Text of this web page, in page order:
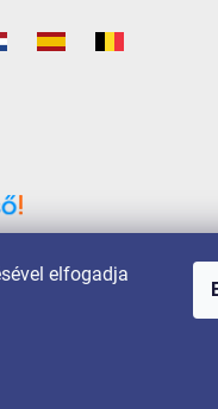
elfogadja